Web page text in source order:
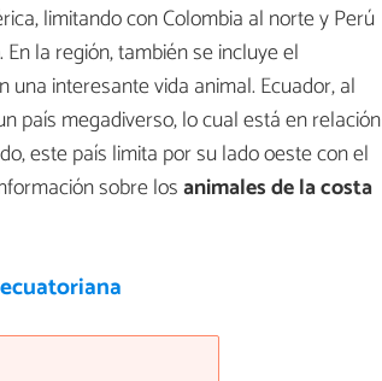
limitando con Colombia al norte y Perú
la región, también se incluye el
interesante vida animal. Ecuador, al
país megadiverso, lo cual está en relación
este país limita por su lado oeste con el
sobre losanimales de la costa